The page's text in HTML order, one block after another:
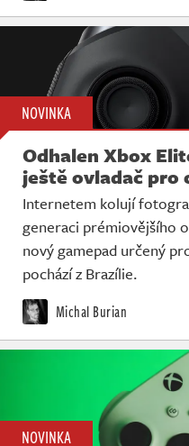
NOVINKA
Odhalen Xbox
ještě ovladač pro
Internetem kolují
generaci prémiovějšího
nový gamepad určený
pochází z Brazílie.
Michal Burian
NOVINKA